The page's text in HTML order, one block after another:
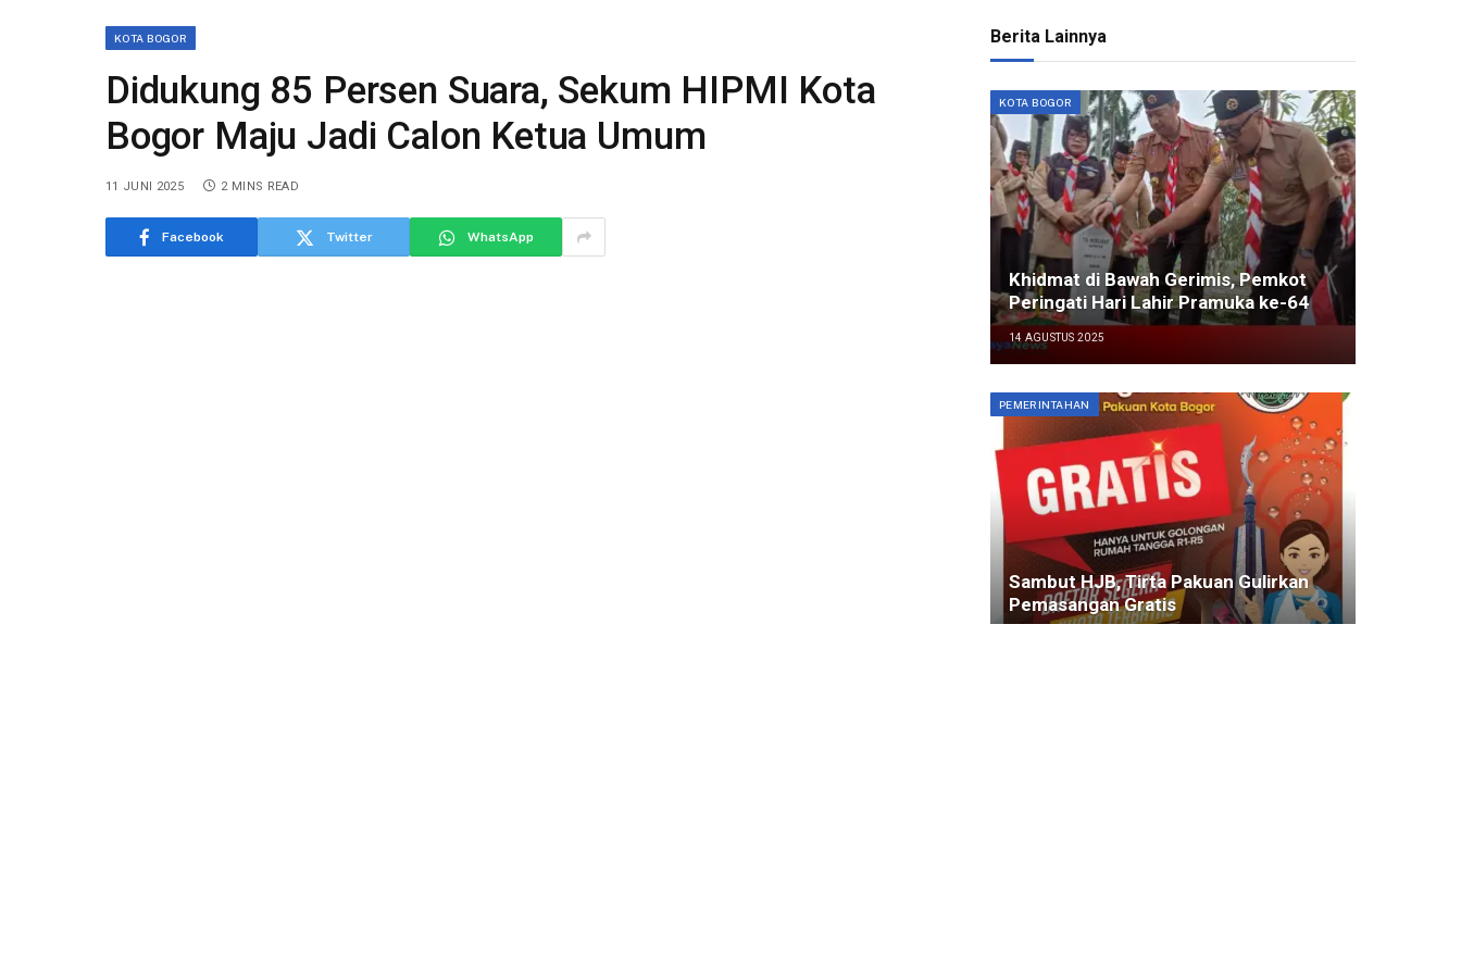
KOTA BOGOR
Didukung 85 Persen Suara, Sekum HIPMI Kota
Bogor Maju Jadi Calon Ketua Umum
11 JUNI 2025 2 MINS READ
Facebook Twitter WhatsApp
Berita Lainnya
KOTA BOGOR
Khidmat di Bawah Gerimis, Pemkot
Peringati Hari Lahir Pramuka ke-64
14 AGUSTUS 2025
PEMERINTAHAN
Sambut HJB, Tirta Pakuan Gulirkan
Pemasangan Gratis